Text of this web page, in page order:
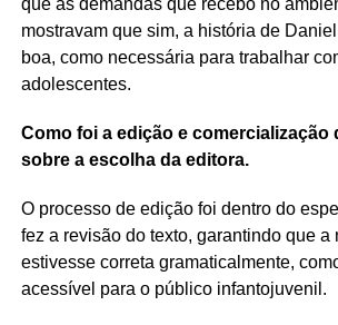
mostravam que sim, a história de
boa, como necessária para trabalhar
adolescentes.
Como foi a edição e comercialização
sobre a escolha da editora.
O processo de edição foi dentro do
fez a revisão do texto, garantindo que a
estivesse correta gramaticalmente,
acessível para o público infantojuvenil.